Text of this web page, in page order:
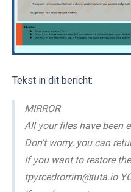
Tekst in dit bericht:
MIRROR
All your files have been
Don't worry, you can
If you want to restore
tpyrcedrorrim@tuta.io